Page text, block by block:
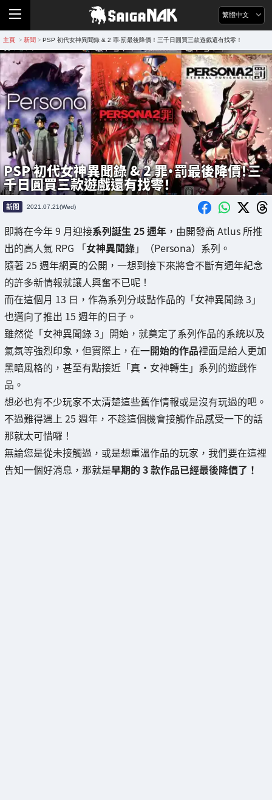
繁體中文
主頁 > 新聞 > PSP 初代女神異聞錄 & 2 罪‧罰最後降價！三千日圓買三款遊戲還有找零！
PSP 初代女神異聞錄 & 2 罪‧罰最後降價！三
千日圓買三款遊戲還有找零！
新聞 2021.07.21(Wed)
即將在今年 9 月迎接系列誕生 25 週年 ，由開發商 Atlus 所推
出的高人氣 RPG 「女神異聞錄」（Persona）系列。
隨著 25 週年網頁的公開，一想到接下來將會不斷有週年紀念
的許多新情報就讓人興奮不已呢！
而在這個月 13 日，作為系列分歧點作品的「女神異聞錄 3」
也邁向了推出 15 週年的日子。
雖然從「女神異聞錄 3」開始，就奠定了系列作品的系統以及
氣氛等強烈印象，但實際上，在一開始的作品裡面是給人更加
黑暗風格的，甚至有點接近「真‧女神轉生」系列的遊戲作
品。
想必也有不少玩家不太清楚這些舊作情報或是沒有玩過的吧。
不過難得遇上 25 週年，不趁這個機會接觸作品感受一下的話
那就太可惜囉！
無論您是從未接觸過，或是想重溫作品的玩家，我們要在這裡
告知一個好消息，那就是早期的 3 款作品已經最後降價了！